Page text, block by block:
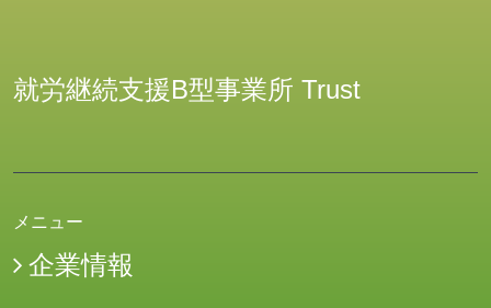
就労継続支援B型事業所 Trust
メニュー
企業情報